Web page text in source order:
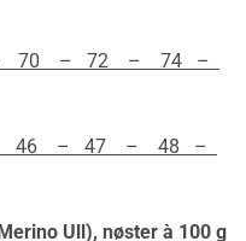
– 72 – 74 –
– 47 – 48 –
Ull), nøster à 100 g